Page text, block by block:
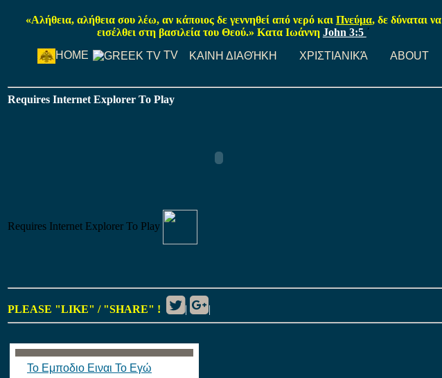
«Αλήθεια, αλήθεια σου λέω, αν κάποιος δε γεννηθεί από νερό και Πνεύμα, δε δύναται να
εισέλθει στη βασιλεία του Θεού.» Κατα Ιωάννη John 3:5 ΄
HOME
TV ΚΑΙΝΗ ΔΙΑΘΉΚΗ ΧΡΙΣΤΙΑΝΙΚΆ ABOUT
Requires Internet Explorer To Play
Requires Internet Explorer To Play
PLEASE "LIKE" / "SHARE" ! | |
Το Εμποδιο Ειναι Το Εγώ